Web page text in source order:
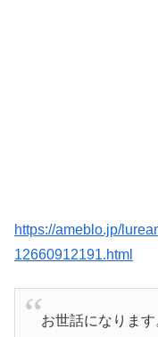
https://ameblo.jp/
12660912191.html
お世話になります